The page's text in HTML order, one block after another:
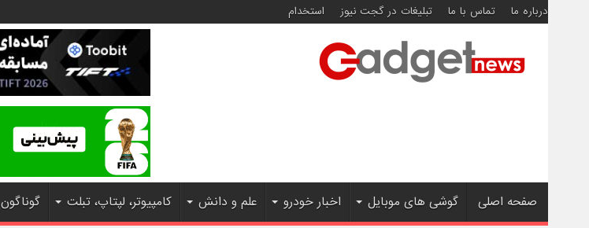
درباره ما تماس با ما تبلیغات در گجت نیوز استخدام
صفحه اصلی گوشی های موبایل اخبار خودرو علم و دانش کامپیوتر، لپتاپ، تبلت گوناگون